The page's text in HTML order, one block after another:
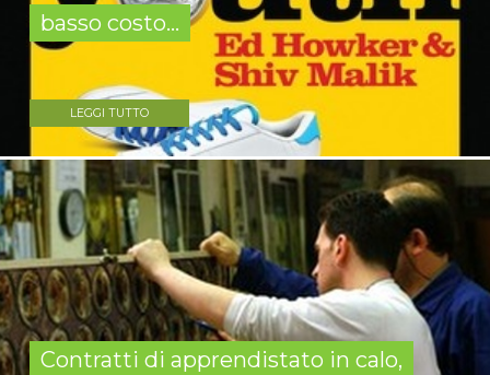
basso costo...
LEGGI TUTTO
Contratti di apprendistato in calo,